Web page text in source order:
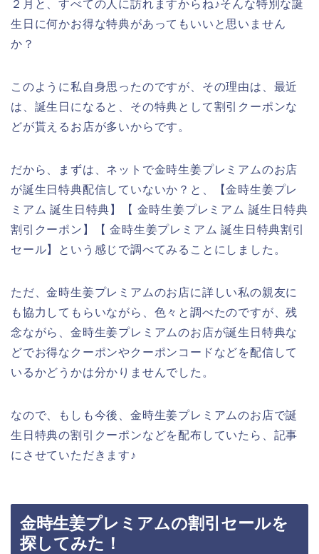
２月と、すべての人に訪れますからね♪そんな特別な誕
生日に何かお得な特典があってもいいと思いません
か？
このように私自身思ったのですが、その理由は、最近
は、誕生日になると、その特典として割引クーポンな
どが貰えるお店が多いからです。
だから、まずは、ネットで金時生姜プレミアムのお店
が誕生日特典配信していないか？と、【金時生姜プレ
ミアム 誕生日特典】【 金時生姜プレミアム 誕生日特典
割引クーポン】【 金時生姜プレミアム 誕生日特典割引
セール】という感じで調べてみることにしました。
ただ、金時生姜プレミアムのお店に詳しい私の親友に
も協力してもらいながら、色々と調べたのですが、残
念ながら、金時生姜プレミアムのお店が誕生日特典な
どでお得なクーポンやクーポンコードなどを配信して
いるかどうかは分かりませんでした。
なので、もしも今後、金時生姜プレミアムのお店で誕
生日特典の割引クーポンなどを配布していたら、記事
にさせていただきます♪
金時生姜プレミアムの割引セールを
探してみた！